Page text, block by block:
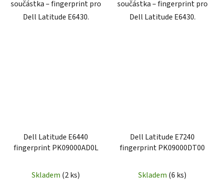
součástka – fingerprint pro
Dell Latitude E6430.
součástka – fingerprint pro
Dell Latitude E6430.
Dell Latitude E6440
fingerprint PK09000AD0L
Skladem (2 ks)
Dell Latitude E7240
fingerprint PK09000DT00
Skladem (6 ks)